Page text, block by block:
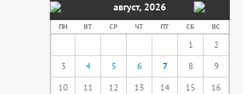
август, 2026
ПН ВТ СР ЧТ ПТ СБ ВС
1
2
3
4 5 6 7 8
9
10
11 12 13 14 15
16